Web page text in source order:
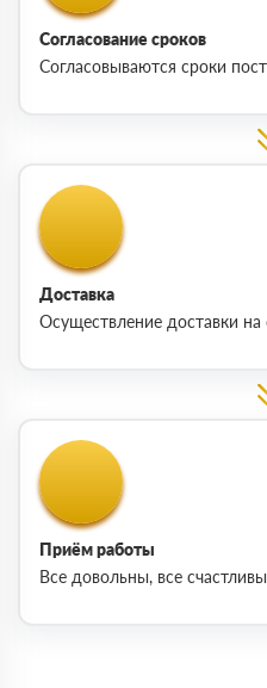
Согласование сроков
Согласовываются сроки
Доставка
Осуществление доставки на
Приём работы
Все довольны, все счастливы